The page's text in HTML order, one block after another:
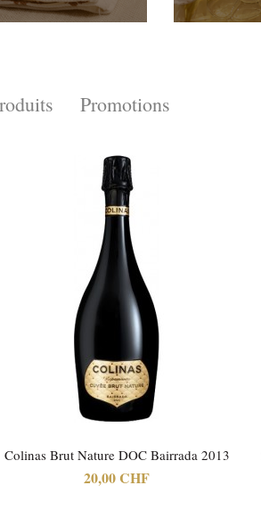
Promotions
Colinas Brut Nature DOC Bairrada 2013
20,00 CHF